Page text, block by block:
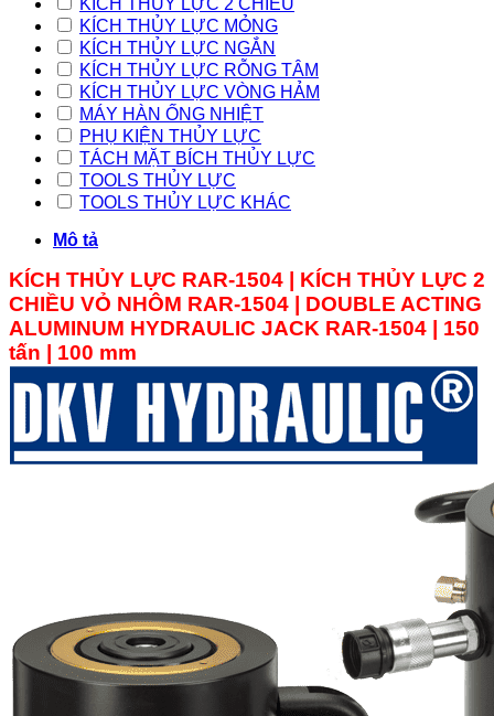
KÍCH THỦY LỰC 2 CHIỀU
KÍCH THỦY LỰC MỎNG
KÍCH THỦY LỰC NGẮN
KÍCH THỦY LỰC RỖNG TÂM
KÍCH THỦY LỰC VÒNG HẢM
MÁY HÀN ỐNG NHIỆT
PHỤ KIỆN THỦY LỰC
TÁCH MẶT BÍCH THỦY LỰC
TOOLS THỦY LỰC
TOOLS THỦY LỰC KHÁC
Mô tả
KÍCH THỦY LỰC RAR-1504 | KÍCH THỦY LỰC 2
CHIỀU VỎ NHÔM RAR-1504
DOUBLE ACTING
ALUMINUM HYDRAULIC JACK RAR-1504 | 150
tấn | 100 mm